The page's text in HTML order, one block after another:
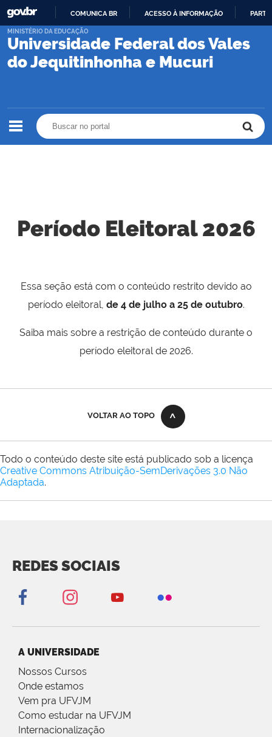
PARA
CONTEÚDO
COMUNICA BR ACESSO À INFORMAÇÃO
Universidade Federal dos Vales
do Jequitinhonha e Mucuri
MINISTÉRIO DA EDUCAÇÃO
Período Eleitoral 2026
Essa seção está com o conteúdo restrito devido ao
período eleitoral, de 4 de julho a 25 de outubro.
Saiba mais sobre a restrição de conteúdo durante o
período eleitoral de 2026.
VOLTAR AO TOPO
Todo o conteúdo deste site está publicado sob a licença
Creative Commons Atribuição-SemDerivações 3.0 Não
Adaptada.
REDES SOCIAIS
A UNIVERSIDADE
Nossos Cursos
Onde estamos
Vem pra UFVJM
Como estudar na UFVJM
Internacionalização